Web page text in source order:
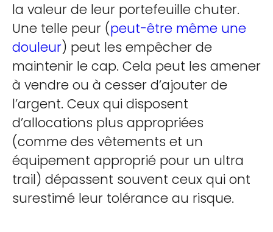
la valeur de leur portefeuille chuter.
Une telle peur (peut-être même une
douleur) peut les empêcher de
maintenir le cap. Cela peut les amener
à vendre ou à cesser d’ajouter de
l’argent. Ceux qui disposent
d’allocations plus appropriées
(comme des vêtements et un
équipement approprié pour un ultra
trail) dépassent souvent ceux qui ont
surestimé leur tolérance au risque.